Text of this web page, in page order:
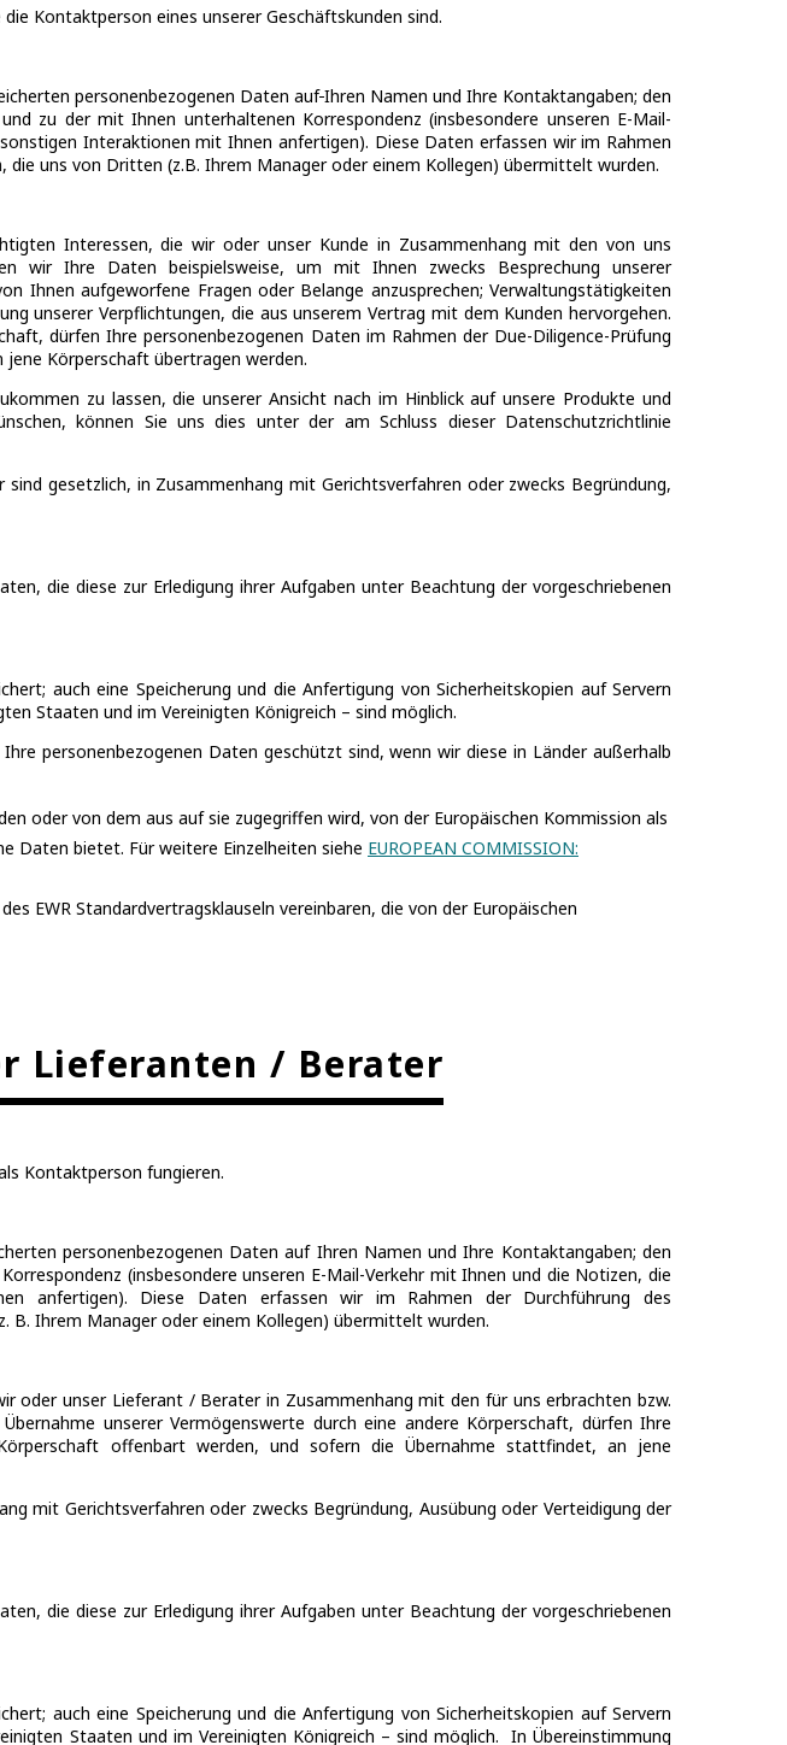
Kontaktperson eines unserer Geschäftskunden sind.
personenbezogenen Daten auf Ihren Namen und Ihre Kontaktangaben; den
zu der mit Ihnen unterhaltenen Korrespondenz (insbesondere unseren E-Mail-
Interaktionen mit Ihnen anfertigen). Diese Daten erfassen wir im Rahmen
uns von Dritten (z.B. Ihrem Manager oder einem Kollegen) übermittelt wurden.
Interessen, die wir oder unser Kunde in Zusammenhang mit den von uns
wir Ihre Daten beispielsweise, um mit Ihnen zwecks Besprechung unserer
Ihnen aufgeworfene Fragen oder Belange anzusprechen; Verwaltungstätigkeiten
unserer Verpflichtungen, die aus unserem Vertrag mit dem Kunden hervorgehen.
dürfen Ihre personenbezogenen Daten im Rahmen der Due-Diligence-Prüfung
Körperschaft übertragen werden.
zu lassen, die unserer Ansicht nach im Hinblick auf unsere Produkte und
können Sie uns dies unter der am Schluss dieser Datenschutzrichtlinie
gesetzlich, in Zusammenhang mit Gerichtsverfahren oder zwecks Begründung,
die diese zur Erledigung ihrer Aufgaben unter Beachtung der vorgeschriebenen
auch eine Speicherung und die Anfertigung von Sicherheitskopien auf Servern
Staaten und im Vereinigten Königreich – sind möglich.
personenbezogenen Daten geschützt sind, wenn wir diese in Länder außerhalb
oder von dem aus auf sie zugegriffen wird, von der Europäischen Kommission als
Daten bietet. Für weitere Einzelheiten siehe EUROPEAN COMMISSION:
EWR Standardvertragsklauseln vereinbaren, die von der Europäischen
Lieferanten / Berater
Kontaktperson fungieren.
personenbezogenen Daten auf Ihren Namen und Ihre Kontaktangaben; den
(insbesondere unseren E-Mail-Verkehr mit Ihnen und die Notizen, die
anfertigen). Diese Daten erfassen wir im Rahmen der Durchführung des
B. Ihrem Manager oder einem Kollegen) übermittelt wurden.
oder unser Lieferant / Berater in Zusammenhang mit den für uns erbrachten bzw.
unserer Vermögenswerte durch eine andere Körperschaft, dürfen Ihre
offenbart werden, und sofern die Übernahme stattfindet, an jene
mit Gerichtsverfahren oder zwecks Begründung, Ausübung oder Verteidigung der
die diese zur Erledigung ihrer Aufgaben unter Beachtung der vorgeschriebenen
auch eine Speicherung und die Anfertigung von Sicherheitskopien auf Servern
Staaten und im Vereinigten Königreich – sind möglich. In Übereinstimmung